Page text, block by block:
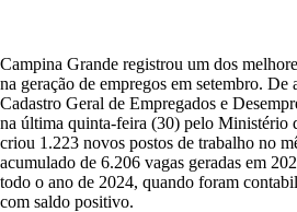
Campina Grande registrou um dos
na geração de empregos em setembro. De
Cadastro Geral de Empregados e
na última quinta-feira (30) pelo Ministério
criou 1.223 novos postos de trabalho no
acumulado de 6.206 vagas geradas em
todo o ano de 2024, quando foram
com saldo positivo.